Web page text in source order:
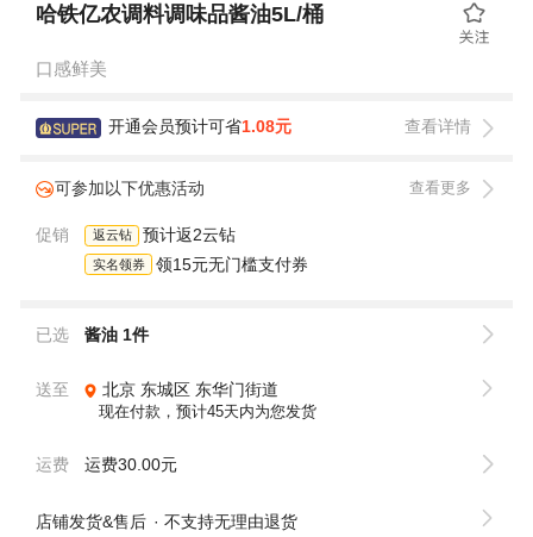
哈铁亿农调料调味品酱油5L/桶
口感鲜美
开通会员预计可省1.08元 查看详情
可参加以下优惠活动 查看更多
促销 返云钻 预计返2云钻
实名领券 领15元无门槛支付券
已选 酱油 1件
送至 北京 东城区 东华门街道
现在付款，预计45天内为您发货
运费 运费30.00元
店铺发货&售后 不支持无理由退货